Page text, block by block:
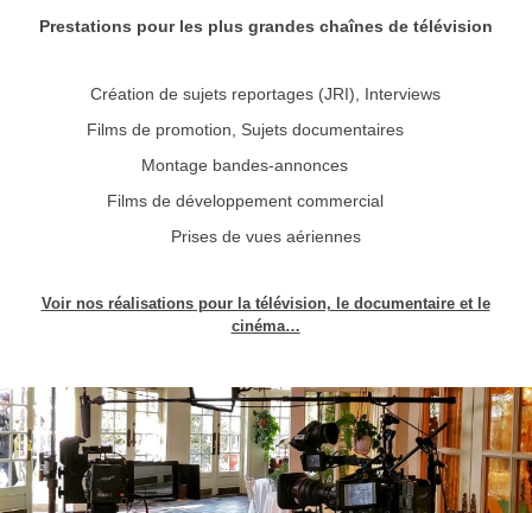
Prestations pour les plus grandes chaînes de télévision
Création de sujets reportages (JRI), Interviews
Films de promotion, Sujets documentaires
Montage bandes-annonces
Films de développement commercial
Prises de vues aériennes
Voir nos réalisations pour la télévision, le documentaire et le
cinéma…